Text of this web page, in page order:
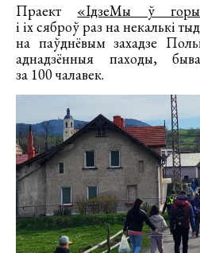
Праект «ІдзеМы ў
і іх сяброў раз на некалькі
на паўднёвым захадзе
аднадзённыя паходы,
за 100 чалавек.